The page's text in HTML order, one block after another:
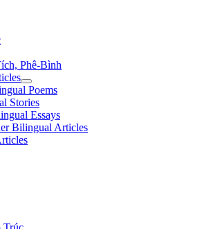
Phê-Bình
Poems
Stories
Essays
Bilingual Articles